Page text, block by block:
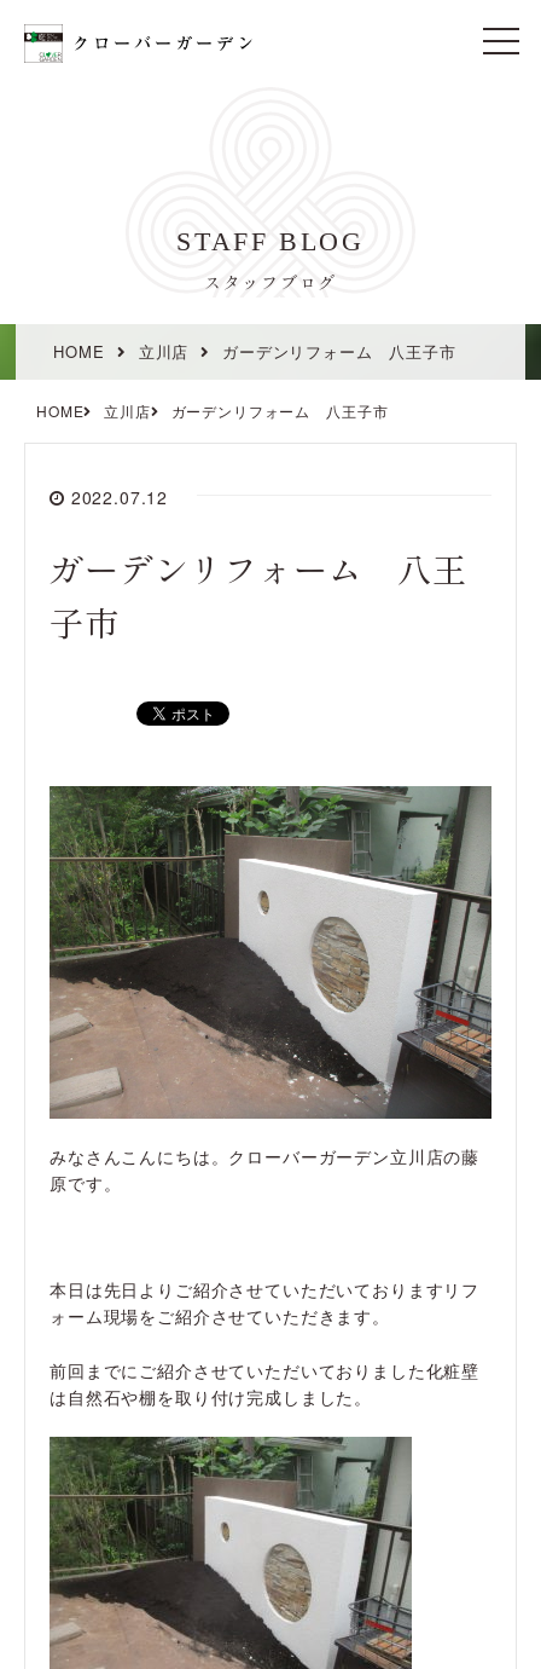
t
STAFF BLOG
スタッフブログ
HOME 立川店 ガーデンリフォーム 八王子市
HOME 立川店 ガーデンリフォーム 八王子市
2022.07.12
ガーデンリフォーム 八王
子市
みなさんこんにちは。クローバーガーデン立川店の藤
原です。
本日は先日よりご紹介させていただいておりますリフ
ォーム現場をご紹介させていただきます。
前回までにご紹介させていただいておりました化粧壁
は自然石や棚を取り付け完成しました。